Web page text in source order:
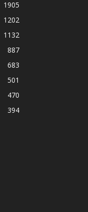
1905
1202
1132
887
683
501
470
394